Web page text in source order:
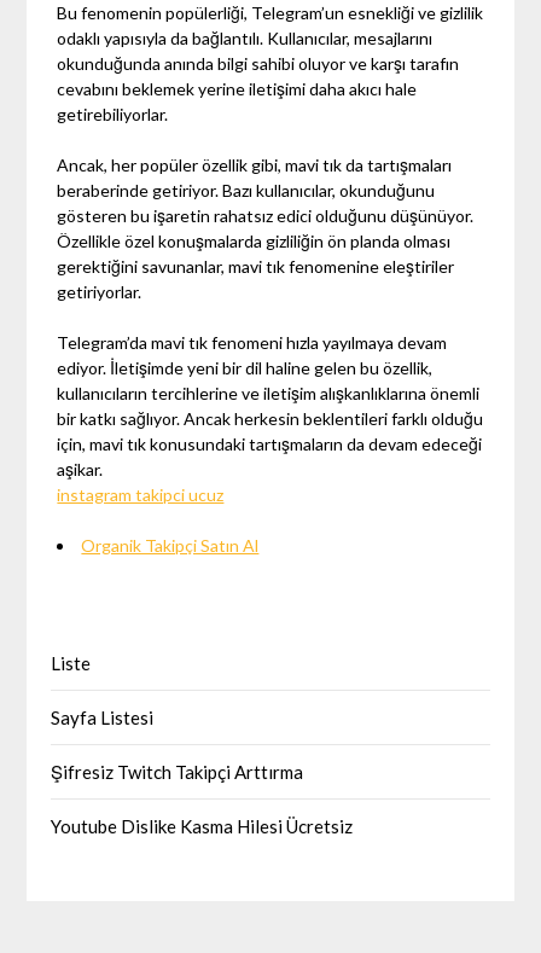
Bu fenomenin popülerliği, Telegram’un esnekliği ve gizlilik
odaklı yapısıyla da bağlantılı. Kullanıcılar, mesajlarını
okunduğunda anında bilgi sahibi oluyor ve karşı tarafın
cevabını beklemek yerine iletişimi daha akıcı hale
getirebiliyorlar.
Ancak, her popüler özellik gibi, mavi tık da tartışmaları
beraberinde getiriyor. Bazı kullanıcılar, okunduğunu
gösteren bu işaretin rahatsız edici olduğunu düşünüyor.
Özellikle özel konuşmalarda gizliliğin ön planda olması
gerektiğini savunanlar, mavi tık fenomenine eleştiriler
getiriyorlar.
Telegram’da mavi tık fenomeni hızla yayılmaya devam
ediyor. İletişimde yeni bir dil haline gelen bu özellik,
kullanıcıların tercihlerine ve iletişim alışkanlıklarına önemli
bir katkı sağlıyor. Ancak herkesin beklentileri farklı olduğu
için, mavi tık konusundaki tartışmaların da devam edeceği
aşikar.
instagram takipci ucuz
Organik Takipçi Satın Al
Liste
Sayfa Listesi
Şifresiz Twitch Takipçi Arttırma
Youtube Dislike Kasma Hilesi Ücretsiz